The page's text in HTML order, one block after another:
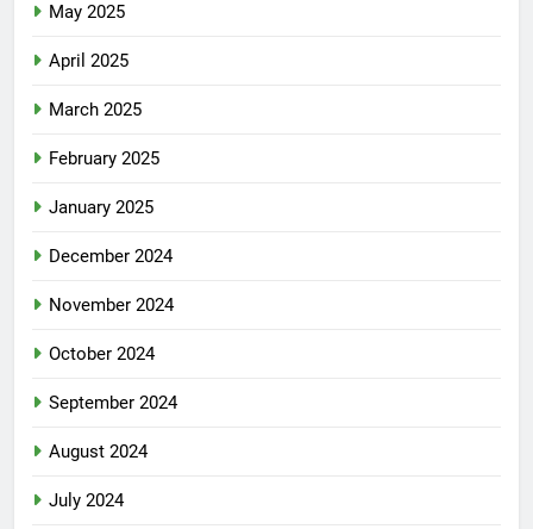
May 2025
April 2025
March 2025
February 2025
January 2025
December 2024
November 2024
October 2024
September 2024
August 2024
July 2024